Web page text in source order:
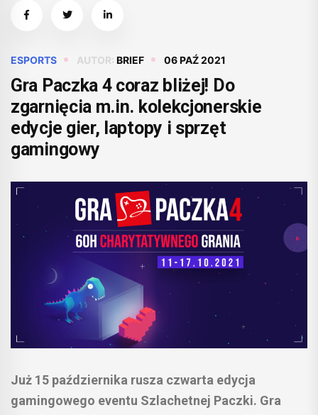
ESPORTS AUTOR: BRIEF 06 PAŹ 2021
Gra Paczka 4 coraz bliżej! Do
zgarnięcia m.in. kolekcjonerskie
edycje gier, laptopy i sprzęt
gamingowy
Już 15 października rusza czwarta edycja
gamingowego eventu Szlachetnej Paczki. Gra